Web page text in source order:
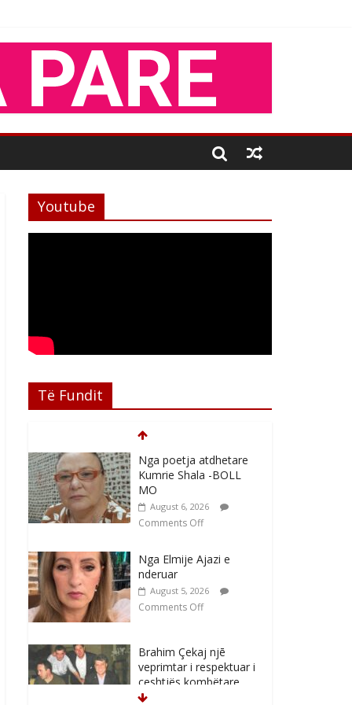
Youtube
Të Fundit
Nga poetja atdhetare
Kumrie Shala -BOLL
MO
August 6, 2026
Comments Off
Nga Elmije Ajazi e
nderuar
August 5, 2026
Comments Off
Brahim Çekaj njē
veprimtar i respektuar i
çeshtjës kombëtare